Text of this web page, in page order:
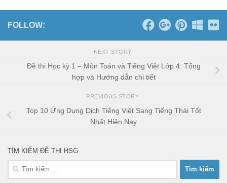
FOLLOW:
NEXT STORY
Đề thi Học kỳ 1 – Môn Toán và Tiếng Việt Lớp 4: Tổng
hợp và Hướng dẫn chi tiết
PREVIOUS STORY
Top 10 Ứng Dụng Dịch Tiếng Việt Sang Tiếng Thái Tốt
Nhất Hiện Nay
TÌM KIẾM ĐỀ THI HSG
Tìm